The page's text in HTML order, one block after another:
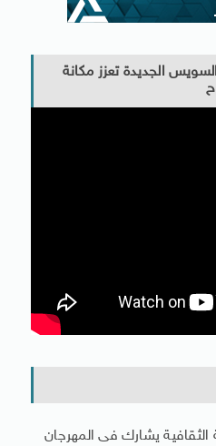
الجديدة تعزز مكانة
الثقافية يشارك فى المهرجان